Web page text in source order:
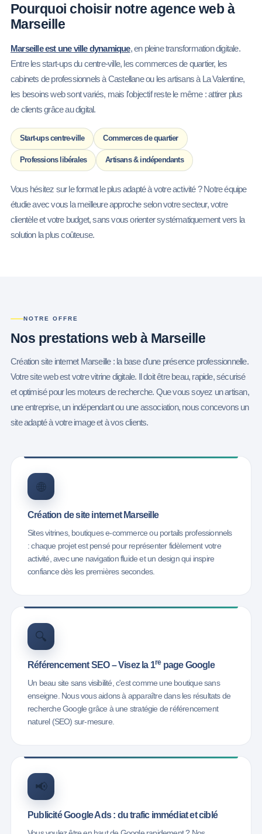
Pourquoi choisir notreagence web à
Marseille
Marseille est une ville dynamique, en pleine transformation digitale.
Entre les start-ups du centre-ville, les commerces de quartier, les
cabinets de professionnels à Castellane ou les artisans à La Valentine,
les besoins web sont variés, mais l'objectif reste le même : attirer plus
de clients grâce au digital.
Start-ups centre-ville Commerces de quartier
Professions libérales Artisans & indépendants
Vous hésitez sur le format le plus adapté à votre activité ? Notre équipe
étudie avec vous la meilleure approche selon votre secteur, votre
clientèle et votre budget, sans vous orienter systématiquement vers la
solution la plus coûteuse.
NOTRE OFFRE
Nos prestations web à Marseille
Création site internet Marseille : la base d'une présence professionnelle.
Votre site web est votre vitrine digitale. Il doit être beau, rapide, sécurisé
et optimisé pour les moteurs de recherche. Que vous soyez un artisan,
une entreprise, un indépendant ou une association, nous concevons un
site adapté à votre image et à vos clients.
🌐
Création de site internet Marseille
Sites vitrines, boutiques e-commerce ou portails professionnels
: chaque projet est pensé pour représenter fidèlement votre
activité, avec une navigation fluide et un design qui inspire
confiance dès les premières secondes.
🔍
Référencement SEO – Visez la 1repage Google
Un beau site sans visibilité, c'est comme une boutique sans
enseigne. Nous vous aidons à apparaître dans les résultats de
recherche Google grâce à une stratégie de référencement
naturel (SEO) sur-mesure.
📢
Publicité Google Ads : du trafic immédiat et ciblé